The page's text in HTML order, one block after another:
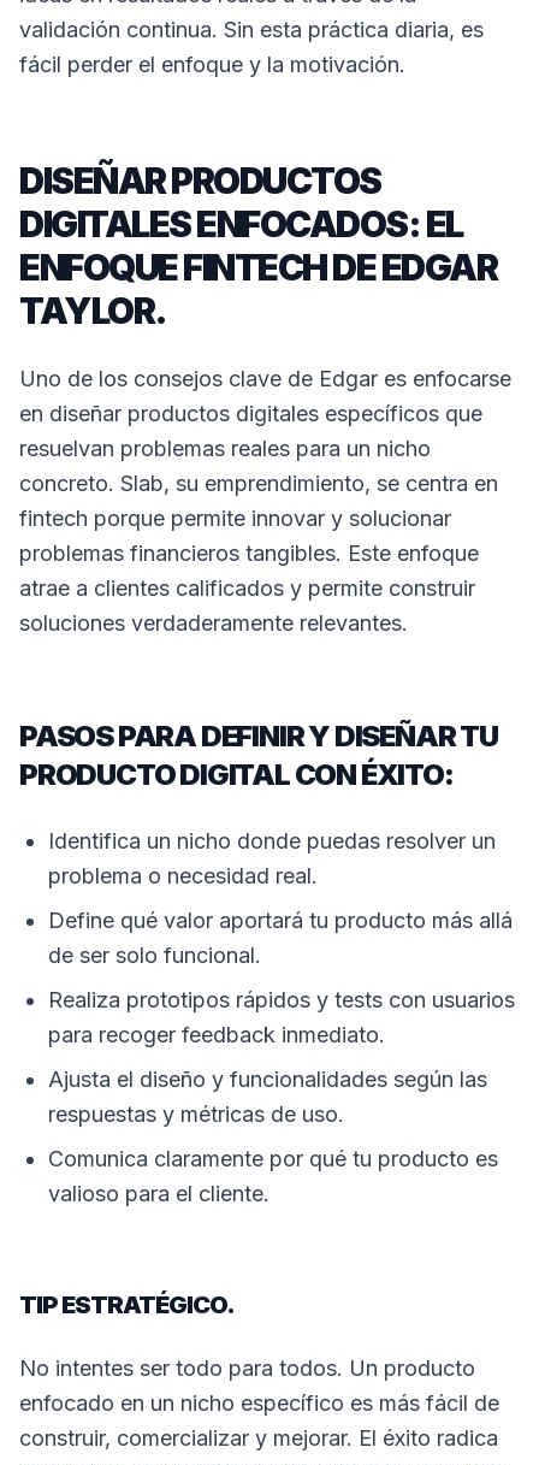
validación continua. Sin esta práctica diaria, es
fácil perder el enfoque y la motivación.
DISEÑAR PRODUCTOS
DIGITALES ENFOCADOS: EL
ENFOQUE FINTECH DE EDGAR
TAYLOR.
Uno de los consejos clave de Edgar es enfocarse
en diseñar productos digitales específicos que
resuelvan problemas reales para un nicho
concreto. Slab, su emprendimiento, se centra en
fintech porque permite innovar y solucionar
problemas financieros tangibles. Este enfoque
atrae a clientes calificados y permite construir
soluciones verdaderamente relevantes.
PASOS PARA DEFINIR Y DISEÑAR TU
PRODUCTO DIGITAL CON ÉXITO:
Identifica un nicho donde puedas resolver un
problema o necesidad real.
Define qué valor aportará tu producto más allá
de ser solo funcional.
Realiza prototipos rápidos y tests con usuarios
para recoger feedback inmediato.
Ajusta el diseño y funcionalidades según las
respuestas y métricas de uso.
Comunica claramente por qué tu producto es
valioso para el cliente.
TIP ESTRATÉGICO.
No intentes ser todo para todos. Un producto
enfocado en un nicho específico es más fácil de
construir, comercializar y mejorar. El éxito radica